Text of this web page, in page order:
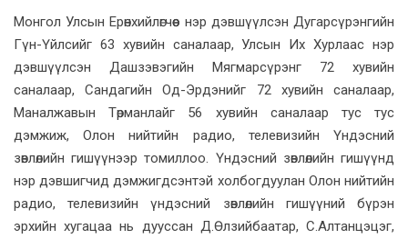
Монгол Улсын Ерөнхийлөгчөөс нэр дэвшүүлсэн Дугарсүрэнгийн
Гүн-Үйлсийг 63 хувийн саналаар, Улсын Их Хурлаас нэр
дэвшүүлсэн Дашзэвэгийн Мягмарсүрэнг 72 хувийн
саналаар, Сандагийн Од-Эрдэнийг 72 хувийн саналаар,
Маналжавын Төрманлайг 56 хувийн саналаар тус тус
дэмжиж, Олон нийтийн радио, телевизийн Үндэсний
зөвлөлийн гишүүнээр томиллоо. Үндэсний зөвлөлийн гишүүнд
нэр дэвшигчид дэмжигдсэнтэй холбогдуулан Олон нийтийн
радио, телевизийн үндэсний зөвлөлийн гишүүний бүрэн
эрхийн хугацаа нь дууссан Д.Өлзийбаатар, С.Алтанцэцэг,